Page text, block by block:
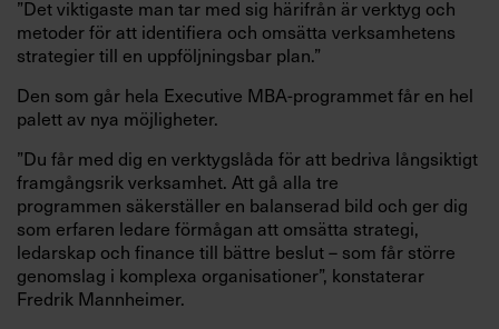
”Det viktigaste man tar med sig härifrån är verktyg och
metoder för att identifiera och omsätta verksamhetens
strategier till en uppföljningsbar plan.”
Den som går hela Executive MBA-programmet får en hel
palett av nya möjligheter.
”Du får med dig en verktygslåda för att bedriva långsiktigt
framgångsrik verksamhet. Att gå alla tre
programmen säkerställer en balanserad bild och ger dig
som erfaren ledare förmågan att omsätta strategi,
ledarskap och finance till bättre beslut – som får större
genomslag i komplexa organisationer”, konstaterar
Fredrik Mannheimer.